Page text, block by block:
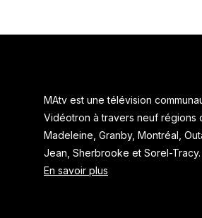
MAtv est une télévision
Vidéotron à travers neuf régions
Madeleine, Granby, Montréal,
Jean, Sherbrooke et Sorel-
En savoir plus